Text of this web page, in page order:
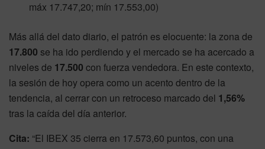
máx 17.747,20; mín 17.553,00)
Más allá del dato diario, el patrón es elocuente: la zona de
17.800 se ha ido perdiendo y el mercado se ha acercado a
niveles de 17.500 con fuerza vendedora. En este contexto,
la sesión de hoy opera como un acento dentro de la
tendencia, al cerrar con un retroceso marcado del 1,56%
tras la caída del día anterior.
Cita: “El IBEX 35 cierra en 17.573,60 puntos, con una